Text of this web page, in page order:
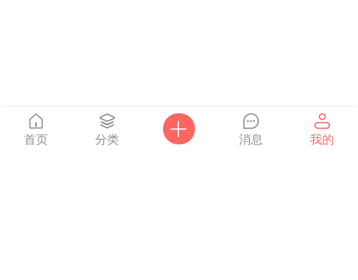
首页 分类 消息 我的